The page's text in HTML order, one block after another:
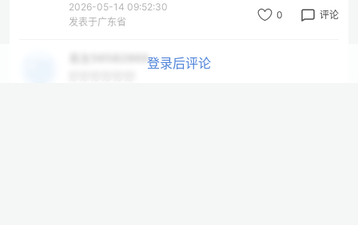
2026-05-14 09:52:30
发表于广东省
0 评论
易友56582869登录后评论